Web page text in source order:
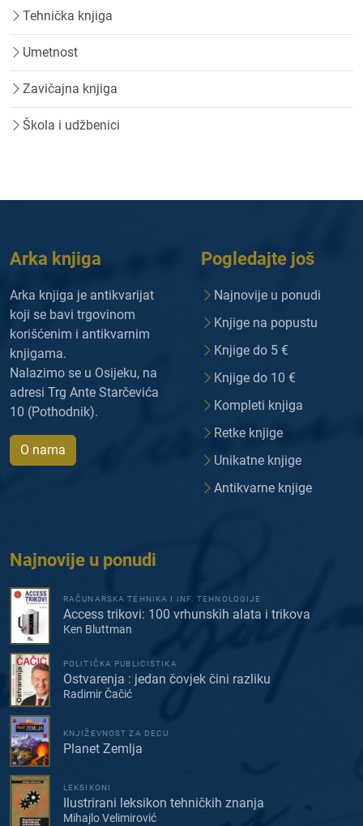
Tehnička knjiga
Umetnost
Zavičajna knjiga
Škola i udžbenici
Arka knjiga
Arka knjiga je antikvarijat
koji se bavi trgovinom
korišćenim i antikvarnim
knjigama.
Nalazimo se u Osijeku, na
adresi Trg Ante Starčevića
10 (Pothodnik).
O nama
Pogledajte još
Najnovije u ponudi
Knjige na popustu
Knjige do 5 €
Knjige do 10 €
Kompleti knjiga
Retke knjige
Unikatne knjige
Antikvarne knjige
Najnovije u ponudi
RAČUNARSKA TEHNIKA I INF. TEHNOLOGIJE
Access trikovi: 100 vrhunskih alata i trikova
Ken Bluttman
POLITIČKA PUBLICISTIKA
Ostvarenja : jedan čovjek čini razliku
Radimir Čačić
KNJIŽEVNOST ZA DECU
Planet Zemlja
LEKSIKONI
Ilustrirani leksikon tehničkih znanja
Mihajlo Velimirović